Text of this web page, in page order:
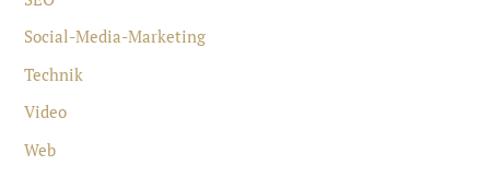
Social-Media-Marketing
Technik
Video
Web